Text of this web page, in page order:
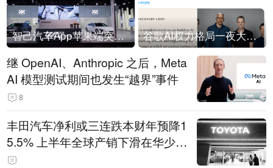
智己汽车App苹果端突然“下架” 谷歌AI权力格局一夜大洗牌
继 OpenAI、Anthropic 之后，Meta
AI 模型测试期间也发生“越界”事件
8
丰田汽车净利或三连跌本财年预降1
5.5% 上半年全球产销下滑在华少卖
14.3万辆